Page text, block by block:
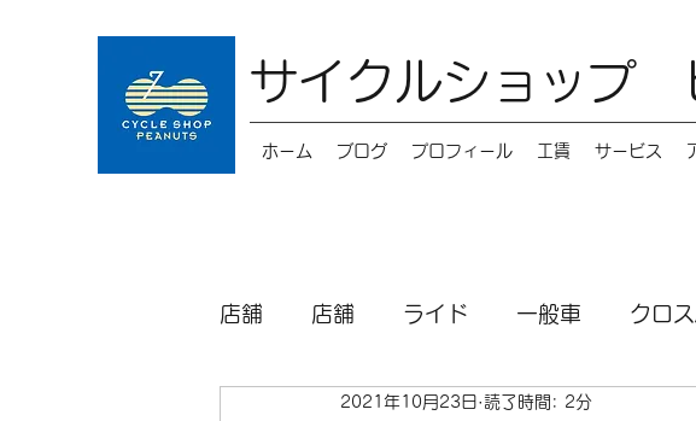
サイクルショップ
ホーム ブログ プロフィール 工賃 サービス
店舗 店舗 ライド 一般車 クロ
キッズバイク メンテナンス
2021年10月23日 読了時間: 2分